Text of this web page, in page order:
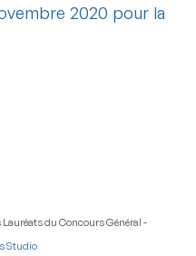
2020 pour la
du Concours Général -
Studio